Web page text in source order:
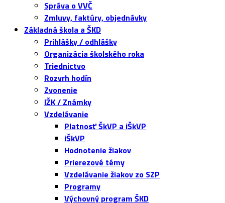
Správa o VVČ
Zmluvy, faktúry, objednávky
Základná škola a ŠKD
Prihlášky / odhlášky
Organizácia školského roka
Triednictvo
Rozvrh hodín
Zvonenie
IŽK / Známky
Vzdelávanie
Platnosť ŠkVP a iŠkVP
iŠkVP
Hodnotenie žiakov
Prierezové témy
Vzdelávanie žiakov zo SZP
Programy
Výchovný program ŠKD